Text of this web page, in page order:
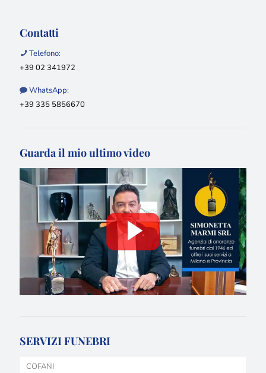
Contatti
Telefono:
+39 02 341972
WhatsApp:
+39 335 5856670
Guarda il mio ultimo video
SERVIZI FUNEBRI
COFANI